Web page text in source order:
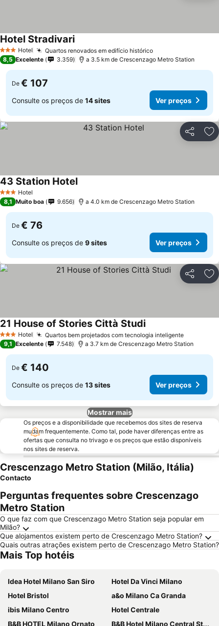
3 EstrelasHotel Quartos renovados em edifício histórico
Hotel Stradivari
8,5 Excelente 3.359 a 3.5 km de Crescenzago Metro Station
De € 107
Consulte os preços de 14 sites Ver preços
Partilhar
3 EstrelasHotel
43 Station Hotel
8,1 Muito boa 9.656 a 4.0 km de Crescenzago Metro Station
De € 76
Consulte os preços de 9 sites Ver preços
Partilhar
3 EstrelasHotel Quartos bem projetados com tecnologia inteligente
21 House of Stories Città Studi
9,1 Excelente 7.548 a 3.7 km de Crescenzago Metro Station
De € 140
Consulte os preços de 13 sites Ver preços
Mostrar mais
Os preços e a disponibilidade que recebemos dos sites de reserva
mudam frequentemente. Como tal, pode haver diferenças entre as
ofertas que consulta no trivago e os preços que estão disponíveis
nos sites de reserva.
Crescenzago Metro Station (Milão, Itália)
Contacto
Perguntas frequentes sobre Crescenzago
Metro Station
O que faz com que Crescenzago Metro Station seja popular em
Milão?
Que alojamentos existem perto de Crescenzago Metro Station?
Quais outras atrações existem perto de Crescenzago Metro Station?
Mais Top hotéis
Idea Hotel Milano San Siro
Hotel Da Vinci Milano
Hotel Bristol
a&o Milano Ca Granda
ibis Milano Centro
Hotel Centrale
B&B HOTEL Milano Ornato
B&B Hotel Milano Central Station